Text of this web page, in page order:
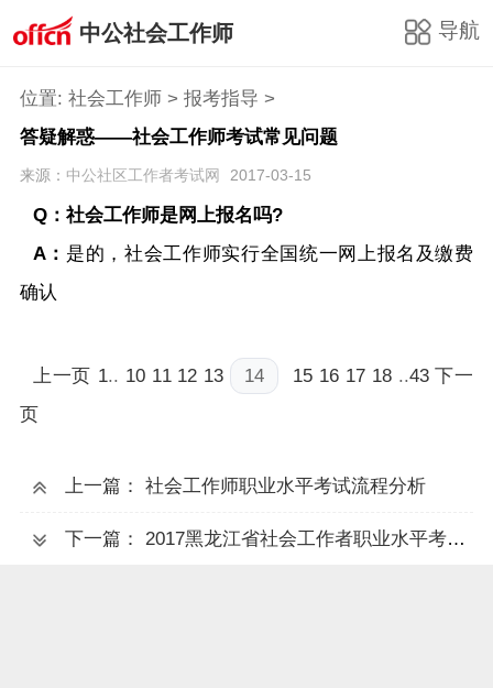
中公社会工作师 导航
位置: 社会工作师> 报考指导 >
答疑解惑——社会工作师考试常见问题
来源： 中公社区工作者考试网 2017-03-15
Q：社会工作师是网上报名吗?
A： 是的，社会工作师实行全国统一网上报名及缴费
确认
上一页 1.. 10 11 12 13 14 15 16 17 18..43 下一
页
上一篇： 社会工作师职业水平考试流程分析
下一篇： 2017黑龙江省社会工作者职业水平考试报名入口（3.17开通）